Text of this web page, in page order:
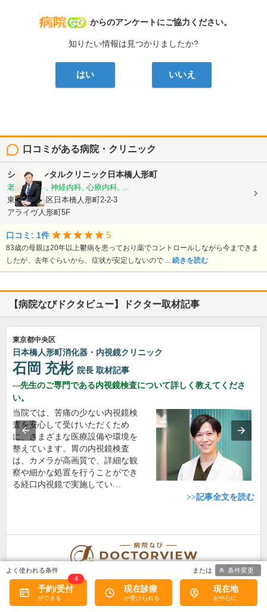
病院なび
からのアンケートにご協力ください。
知りたい情報は見つかりましたか?
はい いいえ
口コミがある病院・クリニック
シニアメンタルクリニック日本橋人形町
老年精神科, 神経内科, 心療内科, ...
東京都中央区日本橋人形町2-2-3
アライヴ人形町5F
口コミ: 1件 5
83歳の母親は20年以上鬱病を患っており薬でコントロールしながら今まできま
したが、去年ぐらいから、症状が安定しないので ... 続きを読む
【病院なびドクタビュー】ドクター取材記事
東京都中央区
日本橋人形町消化器・内視鏡クリニック
石岡 充彬 院長 取材記事
先生のご専門である内視鏡検査について詳しく教えてくださ
い。
当院では、苦痛の少ない内視鏡検
査を安心して受けいただくため
に、さまざまな医療設備や環境を
整えています。胃の内視鏡検査
は、カメラが高画質で、詳細な観
察や細かな処置を行うことができ
る経口内視鏡で実施してい…
>>記事全文を読む
予約/受付
4
現在診療 現在地
条件変更